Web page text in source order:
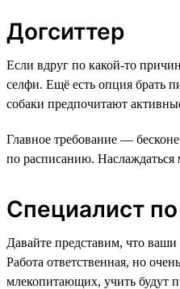
Догситтер
Если вдруг по какой-то
селфи. Ещё есть опция брать
собаки предпочитают
Главное требование —
по расписанию.
Специалист
Давайте представим, что
Работа ответственная, но
млекопитающих, учить будут